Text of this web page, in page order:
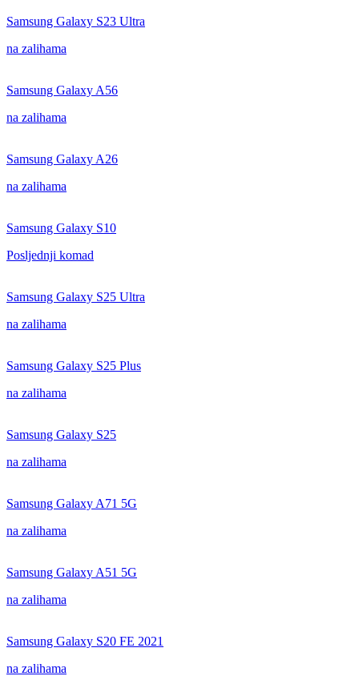
Samsung Galaxy S23 Ultra
na zalihama
Samsung Galaxy A56
na zalihama
Samsung Galaxy A26
na zalihama
Samsung Galaxy S10
Posljednji komad
Samsung Galaxy S25 Ultra
na zalihama
Samsung Galaxy S25 Plus
na zalihama
Samsung Galaxy S25
na zalihama
Samsung Galaxy A71 5G
na zalihama
Samsung Galaxy A51 5G
na zalihama
Samsung Galaxy S20 FE 2021
na zalihama